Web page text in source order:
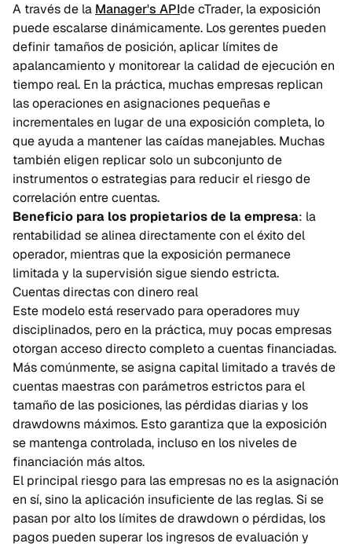
A través de la Manager's APIde cTrader, la exposición
puede escalarse dinámicamente. Los gerentes pueden
definir tamaños de posición, aplicar límites de
apalancamiento y monitorear la calidad de ejecución en
tiempo real. En la práctica, muchas empresas replican
las operaciones en asignaciones pequeñas e
incrementales en lugar de una exposición completa, lo
que ayuda a mantener las caídas manejables. Muchas
también eligen replicar solo un subconjunto de
instrumentos o estrategias para reducir el riesgo de
correlación entre cuentas.
Beneficio para los propietarios de la empresa: la
rentabilidad se alinea directamente con el éxito del
operador, mientras que la exposición permanece
limitada y la supervisión sigue siendo estricta.
Cuentas directas con dinero real
Este modelo está reservado para operadores muy
disciplinados, pero en la práctica, muy pocas empresas
otorgan acceso directo completo a cuentas financiadas.
Más comúnmente, se asigna capital limitado a través de
cuentas maestras con parámetros estrictos para el
tamaño de las posiciones, las pérdidas diarias y los
drawdowns máximos. Esto garantiza que la exposición
se mantenga controlada, incluso en los niveles de
financiación más altos.
El principal riesgo para las empresas no es la asignación
en sí, sino la aplicación insuficiente de las reglas. Si se
pasan por alto los límites de drawdown o pérdidas, los
pagos pueden superar los ingresos de evaluación y